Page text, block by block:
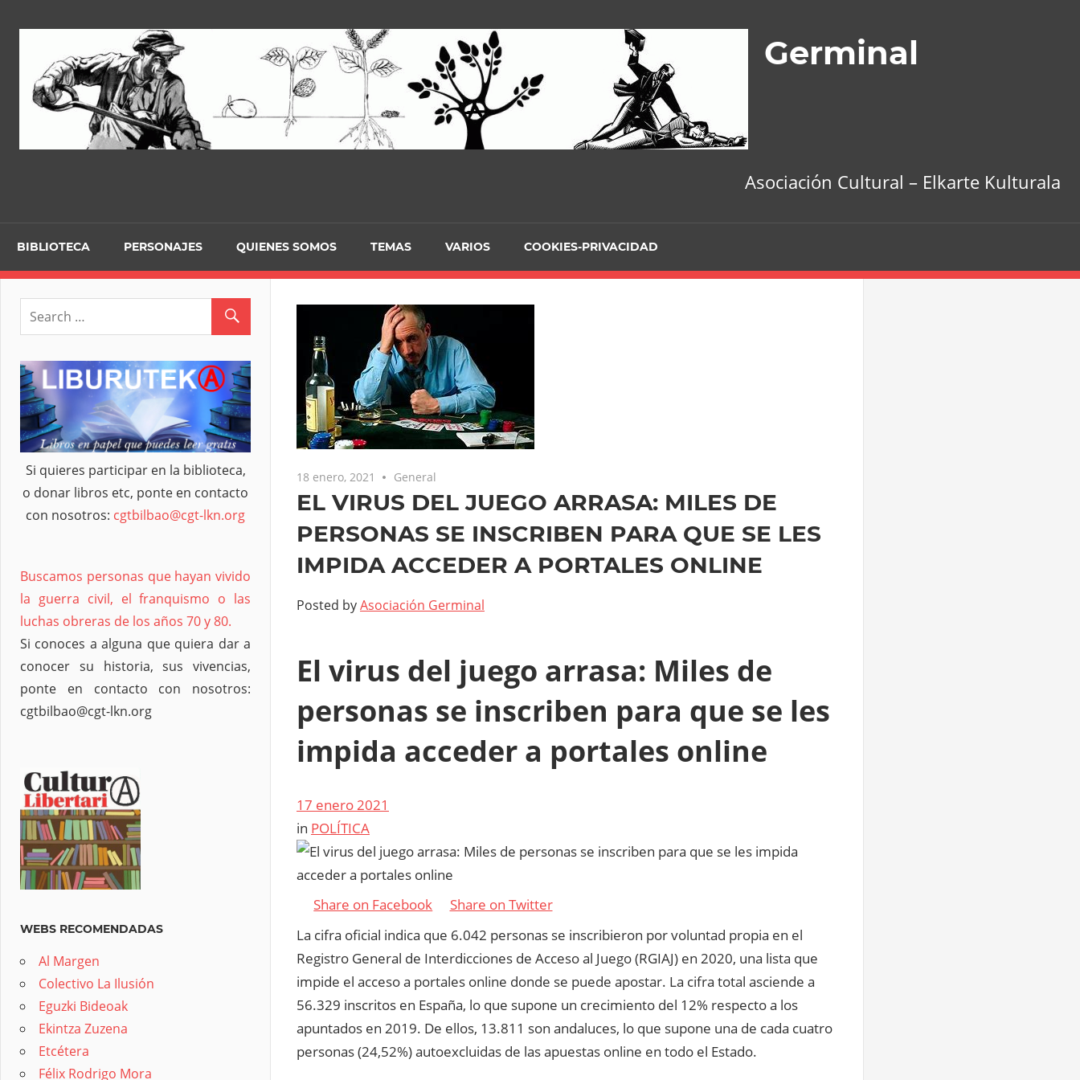
Germinal
Asociación Cultural – Elkarte Kulturala
BIBLIOTECA PERSONAJES QUIENES SOMOS TEMAS VARIOS COOKIES-PRIVACIDAD
18 enero, 2021 General
EL VIRUS DEL JUEGO ARRASA: MILES DE
PERSONAS SE INSCRIBEN PARA QUE SE LES
IMPIDA ACCEDER A PORTALES ONLINE
Posted byAsociación Germinal
El virus del juego arrasa: Miles de
personas se inscriben para que se les
impida acceder a portales online
17 enero 2021
in POLÍTICA
Share on Facebook
Share on Twitter
La cifra oficial indica que 6.042 personas se inscribieron por voluntad propia en el
Registro General de Interdicciones de Acceso al Juego (RGIAJ) en 2020, una lista que
impide el acceso a portales online donde se puede apostar. La cifra total asciende a
56.329 inscritos en España, lo que supone un crecimiento del 12% respecto a los
apuntados en 2019. De ellos, 13.811 son andaluces, lo que supone una de cada cuatro
personas (24,52%) autoexcluidas de las apuestas online en todo el Estado.
Si quieres participar en la biblioteca,
o donar libros etc, ponte en contacto
con nosotros: cgtbilbao@cgt-lkn.org
Buscamos personas que hayan vivido
la guerra civil, el franquismo o las
luchas obreras de los años 70 y 80.
Si conoces a alguna que quiera dar a
conocer su historia, sus vivencias,
ponte en contacto con nosotros:
cgtbilbao@cgt-lkn.org
WEBS RECOMENDADAS
Al Margen
Colectivo La Ilusión
Eguzki Bideoak
Ekintza Zuzena
Etcétera
Félix Rodrigo Mora